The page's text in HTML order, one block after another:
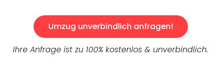
Umzug unverbindlich anfragen!
Ihre Anfrage ist zu 100% kostenlos & unverbindlich.